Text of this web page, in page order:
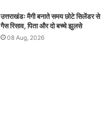
उत्तराखंडः मैगी बनाते समय छोटे सिलेंडर से
गैस रिसाव, पिता और दो बच्चे झुलसे
08 Aug, 2026